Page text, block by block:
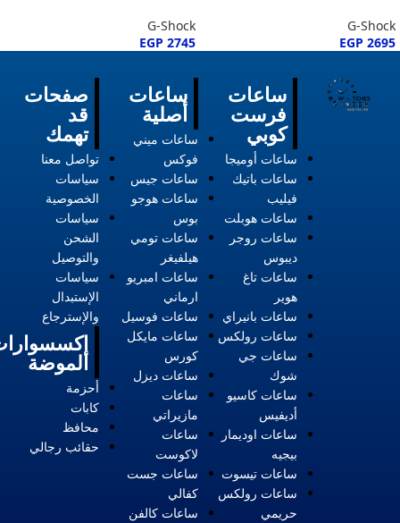
G-Shock
EGP 2695
G-Shock
EGP 2745
صفحات
قد
تهمك
تواصل معنا
سياسات
الخصوصية
سياسات
الشحن
والتوصيل
سياسات
الإستبدال
والإسترجاع
الموضة
أحزمة
كابات
محافظ
حقائب رجالي
ساعات
أصلية
ساعات ميني
فوكس
ساعات جيس
ساعات هوجو
بوس
ساعات تومي
هيلفيغر
ساعات امبريو
ارماني
ساعات فوسيل
ساعات مايكل
كورس
ساعات ديزل
ساعات
مازيراتي
ساعات
لاكوست
ساعات جست
كفالي
ساعات كالفن
ساعات
فرست
كوبي
ساعات أوميجا
ساعات باتيك
فيليب
ساعات هوبلت
ساعات روجر
ديبوس
ساعات تاغ
هوير
ساعات بانيراي
ساعات رولكس
ساعات جي
شوك
ساعات كاسيو
أديفيس
ساعات اوديمار
بيجيه
ساعات تيسوت
ساعات رولكس
حريمي